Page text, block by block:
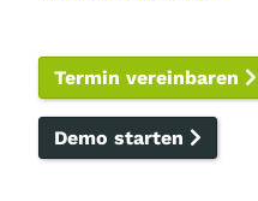
Termin vereinbaren
Demo starten